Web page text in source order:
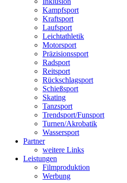
Kampfsport
Kraftsport
Laufsport
Leichtathletik
Motorsport
Präzisionssport
Radsport
Reitsport
Rückschlagsport
Schießsport
Skating
Tanzsport
Trendsport/Funsport
Turnen/Akrobatik
Wassersport
Partner
weitere Links
Leistungen
Filmproduktion
Werbung